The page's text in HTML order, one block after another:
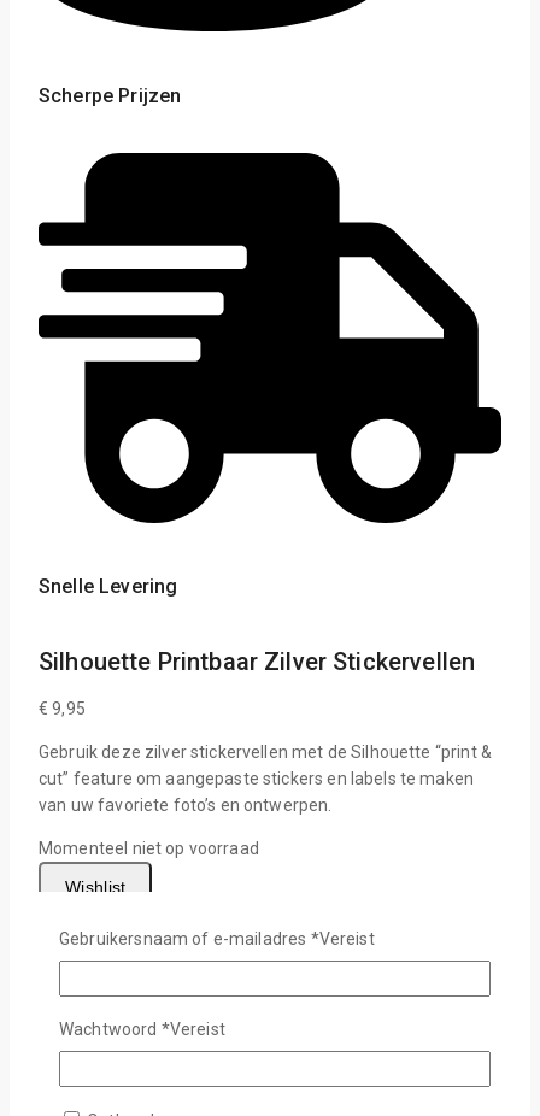
Scherpe Prijzen
Snelle Levering
Silhouette Printbaar Zilver Stickervellen
€ 9,95
Gebruik deze zilver stickervellen met de Silhouette “print &
cut” feature om aangepaste stickers en labels te maken
van uw favoriete foto’s en ontwerpen.
Momenteel niet op voorraad
Wishlist
Stel Een Vraag
personen bekijken dit nu
Gebruikersnaam of e-mailadres *Vereist
Wachtwoord *Vereist